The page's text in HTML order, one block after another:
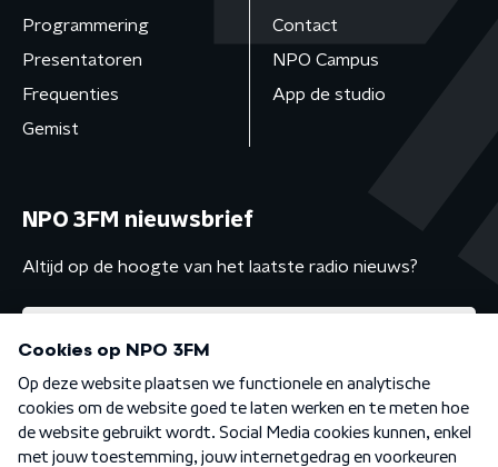
Programmering
Presentatoren
Frequenties
Gemist
Contact
NPO Campus
App de studio
NPO 3FM nieuwsbrief
Altijd op de hoogte van het laatste radio nieuws?
Algemene voorwaarden Privacybeleid